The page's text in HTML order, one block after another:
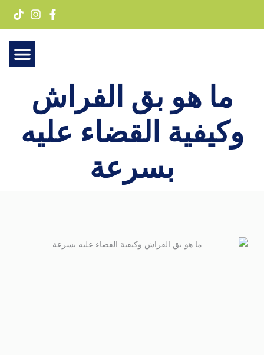
ما هو بق الفراش
وكيفية القضاء عليه
بسرعة